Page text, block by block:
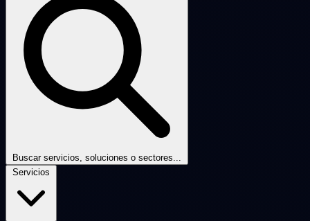
Buscar servicios, soluciones o sectores...
Servicios